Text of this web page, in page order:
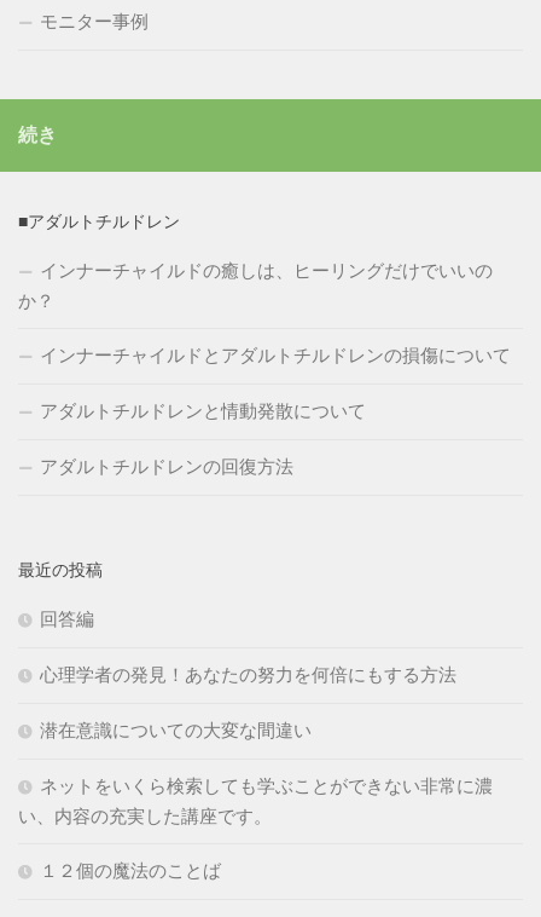
モニター事例
続き
■アダルトチルドレン
インナーチャイルドの癒しは、ヒーリングだけでいいの
か？
インナーチャイルドとアダルトチルドレンの損傷について
アダルトチルドレンと情動発散について
アダルトチルドレンの回復方法
最近の投稿
回答編
心理学者の発見！あなたの努力を何倍にもする方法
潜在意識についての大変な間違い
ネットをいくら検索しても学ぶことができない非常に濃
い、内容の充実した講座です。
１２個の魔法のことば